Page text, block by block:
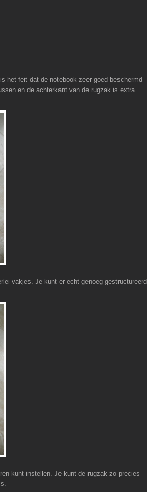
het feit dat de notebook zeer goed beschermd
en de achterkant van de rugzak is extra
vakjes. Je kunt er echt genoeg gestructureerd
kunt instellen. Je kunt de rugzak zo precies